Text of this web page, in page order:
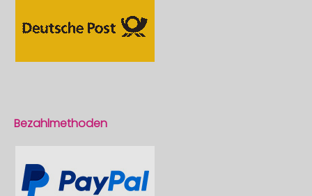
Bezahlmethoden